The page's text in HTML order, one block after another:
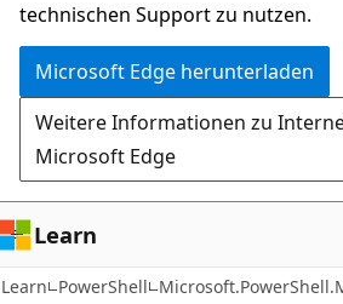
technischen Support zu nutzen.
Microsoft Edge herunterladen
Weitere Informationen zu
Microsoft Edge
Learn
Learn PowerShell